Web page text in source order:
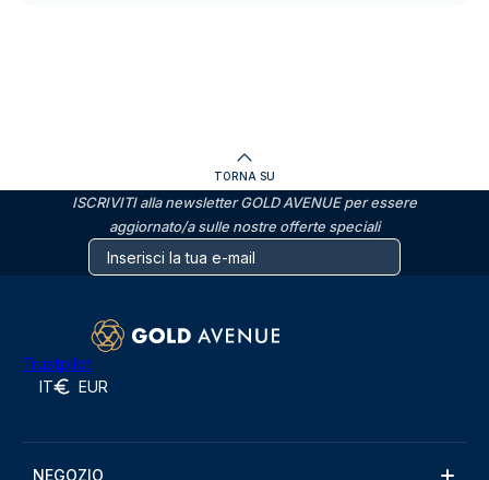
TORNA SU
ISCRIVITI alla newsletter GOLD AVENUE per essere
aggiornato/a sulle nostre offerte speciali
Trustpilot
IT EUR
NEGOZIO